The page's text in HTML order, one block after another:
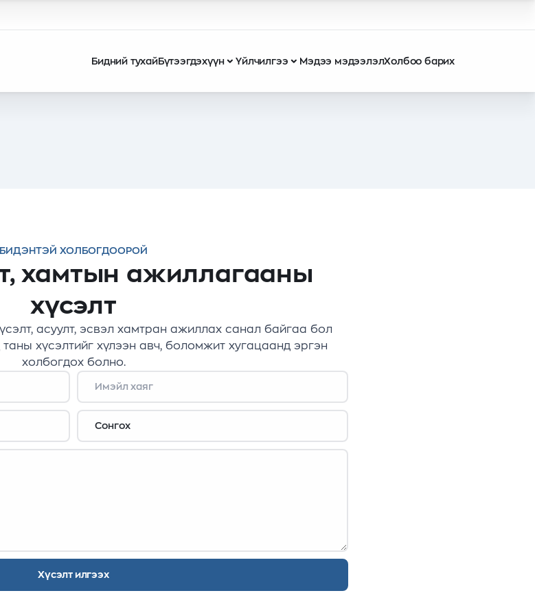
Бидний тухайБүтээгдэхүүн Үйлчилгээ Мэдээ мэдээлэлХолбоо барих
БИДЭНТЭЙ ХОЛБОГДООРОЙ
хамтын ажиллагааны
хүсэлт
асуулт, эсвэл хамтран ажиллах санал байгаа бол
хүсэлтийг хүлээн авч, боломжит хугацаанд эргэн
холбогдох болно.
Хүсэлт илгээх